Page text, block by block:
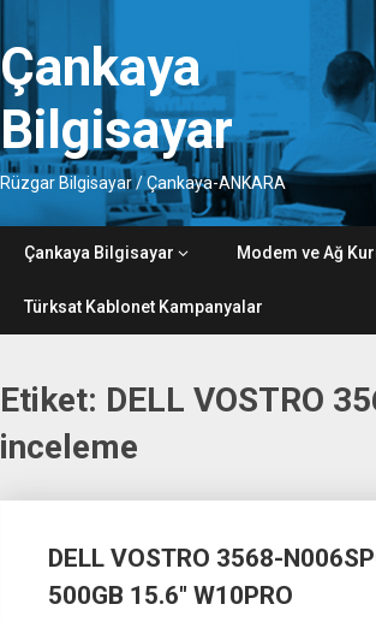
Çankaya
Bilgisayar
Rüzgar Bilgisayar / Çankaya-ANKARA
Çankaya Bilgisayar Modem ve Ağ
Türksat Kablonet Kampanyalar
Etiket: DELL VOSTRO
inceleme
DELL VOSTRO 3568-
500GB 15.6″ W10PRO
navigation